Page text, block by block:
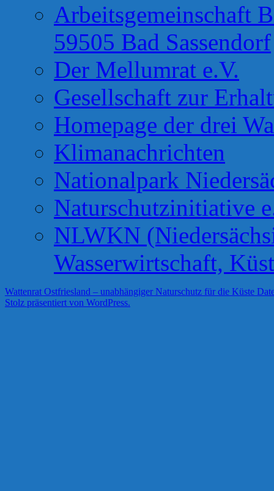
Arbeitsgemeinschaft
59505 Bad Sassendorf
Der Mellumrat e.V.
Gesellschaft zur
Homepage der drei
Klimanachrichten
Nationalpark
Naturschutzinitiative
NLWKN
Wasserwirtschaft,
Wattenrat Ostfriesland – unabhängiger Naturschutz für die Küste
Stolz präsentiert von WordPress.